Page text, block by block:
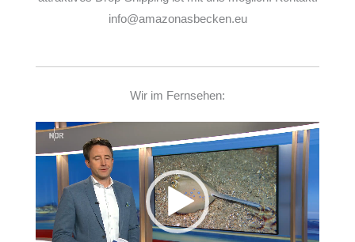
info@amazonasbecken.eu
Wir im Fernsehen:
Player